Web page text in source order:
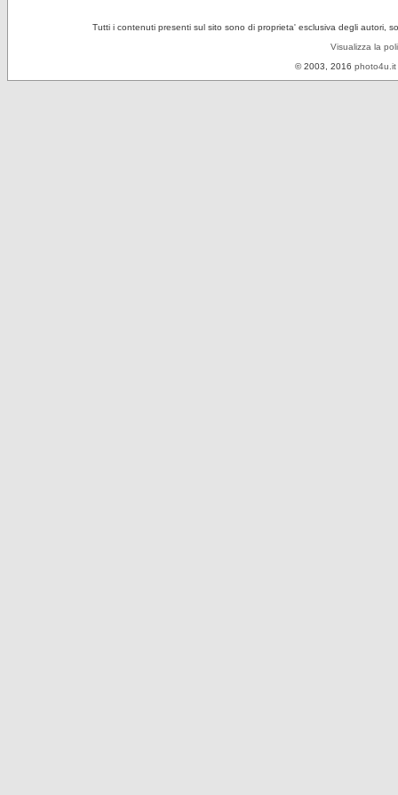
Tutti i contenuti presenti sul sito sono di proprieta' esclusiva degli autori,
Visualizza la
© 2003, 2016 photo4u.it